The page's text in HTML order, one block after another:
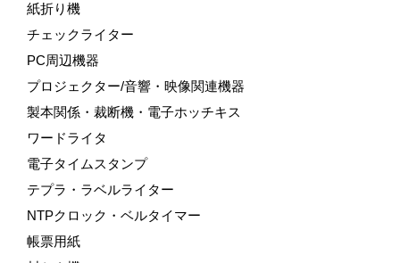
紙折り機
チェックライター
PC周辺機器
プロジェクター/音響・映像関連機器
製本関係・裁断機・電子ホッチキス
ワードライタ
電子タイムスタンプ
テプラ・ラベルライター
NTPクロック・ベルタイマー
帳票用紙